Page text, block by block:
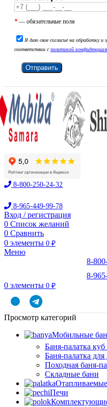
* — обязательные поля
Я даю свое согласие на обработку и
соответствии сполитикой
8-800-250-24-32
8-965-449-99-78
Вход / регистрация
0 Список желаний
0 Сравнить
0 элементы 0 ₽
Меню
8-
8-
0 элементы 0 ₽
Просмотр категорий
Мобильные
Баня-палатка куб
Баня-палатка
Походная баня-
Складные бани
Печи